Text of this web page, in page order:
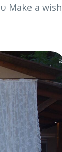
Make a wish